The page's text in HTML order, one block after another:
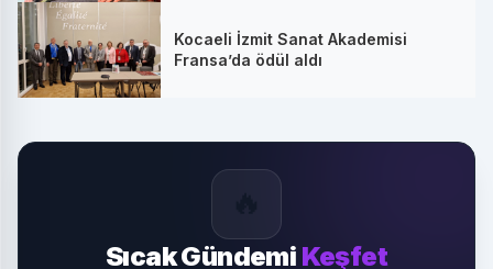
Kocaeli İzmit Sanat Akademisi
Fransa’da ödül aldı
Sıcak Gündemi Keşfet